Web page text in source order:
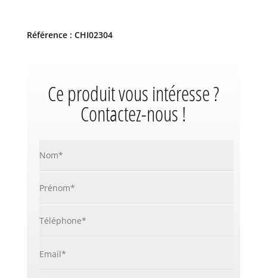
Référence : CHI02304
Ce produit vous intéresse ?
Contactez-nous !